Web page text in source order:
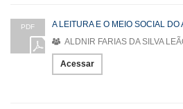
PDF
A LEITURA E O MEIO SOCIAL DO
ALDNIR FARIAS DA SILVA
Acessar